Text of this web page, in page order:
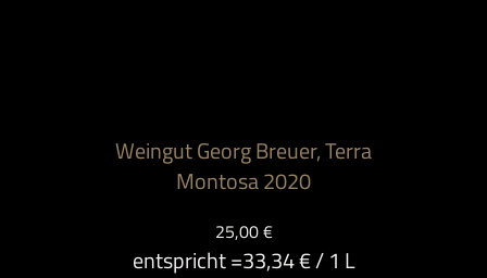
Weingut Georg Breuer, Terra
Montosa 2020
25,00 €
entspricht =33,34 €/ 1 L